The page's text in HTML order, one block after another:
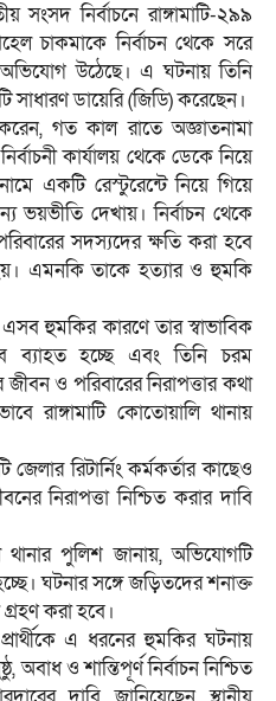
সংসদ নির্বাচনে রাঙ্গামাটি-২৯৯
চাকমাকে নির্বাচন থেকে সরে
উঠেছে। এ ঘটনায় তিনি
সাধারণ ডায়েরি (জিডি) করেছেন।
গত কাল রাতে অজ্ঞাতনামা
কার্যালয় থেকে ডেকে নিয়ে
একটি রেস্টুরেন্টে নিয়ে গিয়ে
ভয়ভীতি দেখায়। নির্বাচন থেকে
সদস্যদের ক্ষতি করা হবে
এমনকি তাকে হত্যার ও হুমকি
হুমকির কারণে তার স্বাভাবিক
ব্যাহত হচ্ছে এবং তিনি চরম
ও পরিবারের নিরাপত্তার কথা
রাঙ্গামাটি কোতোয়ালি থানায়
রিটার্নিং কর্মকর্তার কাছেও
নিরাপত্তা নিশ্চিত করার দাবি
থানার পুলিশ জানায়, অভিযোগটি
ঘটনার সঙ্গে জড়িতদের শনাক্ত
করা হবে।
এ ধরনের হুমকির ঘটনায়
অবাধ ও শান্তিপূর্ণ নির্বাচন নিশ্চিত